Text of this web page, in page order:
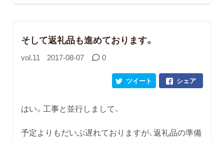
そして返礼品も進めております。
vol.11 2017-08-07 0
シェア
ツイート
はい。工事と並行しまして、
予定よりもだいぶ遅れておりますが、返礼品の準備